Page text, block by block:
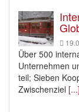
Über 500
Unternehmen
teil; Sieben
Zwischenziel [...]